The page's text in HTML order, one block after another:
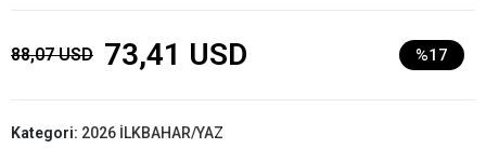
88,07 USD 73,41 USD %17
Kategori: 2026 İLKBAHAR/YAZ